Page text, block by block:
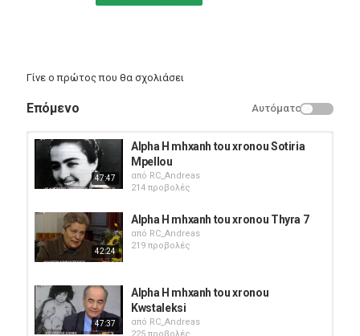
Γίνε ο πρώτος που θα σχολιάσει
Επόμενο Αυτόματο
47:47
Alpha H mhxanh tou xronou Sotiria
Mpellou
από RC_Andreas
214 προβολές
42:24
Alpha H mhxanh tou xronou Thyra 7
από RC_Andreas
219 προβολές
47:37
Alpha H mhxanh tou xronou
Kwstaleksi
από RC_Andreas
225 προβολές